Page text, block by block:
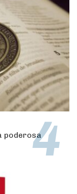
poderosa